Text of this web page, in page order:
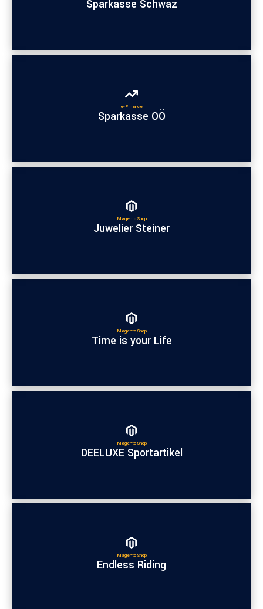
Sparkasse Schwaz
e-Finance
Sparkasse OÖ
Magento Shop
Juwelier Steiner
Magento Shop
Time is your Life
Magento Shop
DEELUXE Sportartikel
Magento Shop
Endless Riding